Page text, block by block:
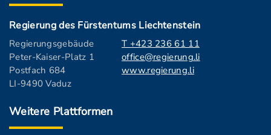
Regierung des Fürstentums Liechtenstein
Regierungsgebäude
Peter-Kaiser-Platz 1
Postfach 684
LI-9490 Vaduz
T +423 236 61 11
office@regierung.li
www.regierung.li
Weitere Plattformen